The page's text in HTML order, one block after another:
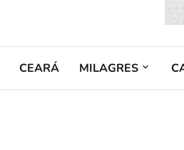
CEARÁ MILAGRES